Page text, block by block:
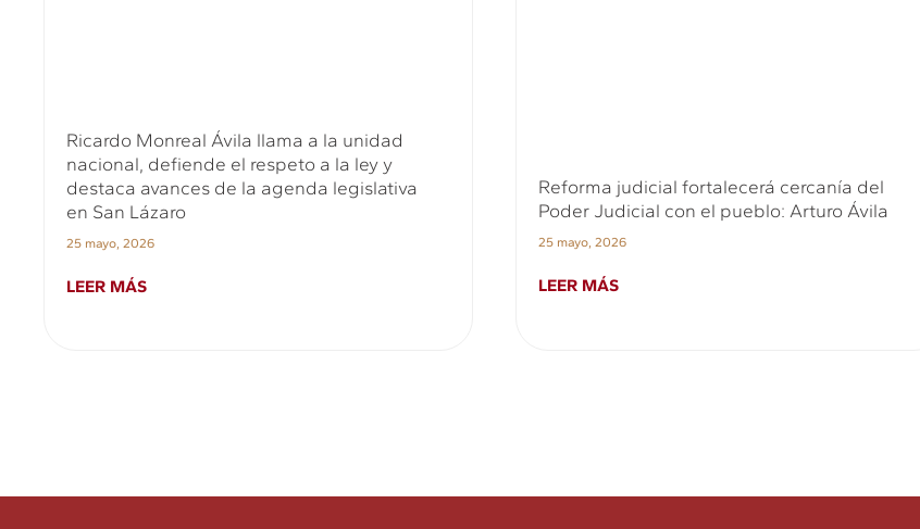
Ricardo Monreal Ávila llama a la unidad
nacional, defiende el respeto a la ley y
destaca avances de la agenda legislativa
en San Lázaro
25 mayo, 2026
LEER MÁS
Reforma judicial fortalecerá cercanía del
Poder Judicial con el pueblo: Arturo Ávila
25 mayo, 2026
LEER MÁS